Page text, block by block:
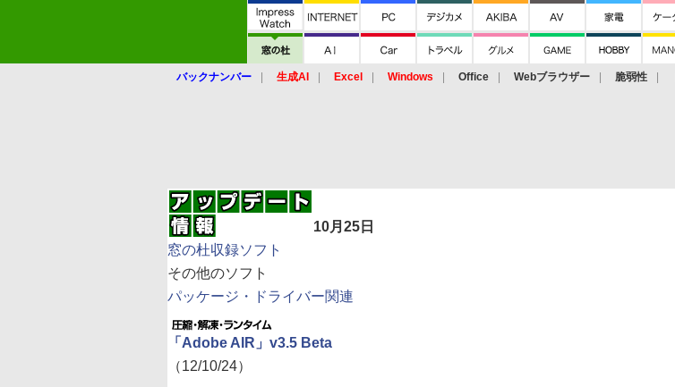
バックナンバー 生成AI Excel Windows Office Webブラウザー 脆弱性
10月25日
窓の杜収録ソフト
その他のソフト
パッケージ・ドライバー関連
「Adobe AIR」v3.5 Beta
（12/10/24）